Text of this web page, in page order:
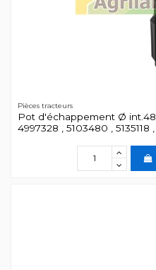
Pièces tracteurs
Pot d'échappement Ø int.48
4997328 , 5103480 , 5135118